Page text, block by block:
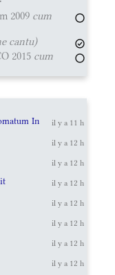
2009 cum
cantu)
2015 cum
In il y a 11 h
il y a 12 h
il y a 12 h
il y a 12 h
il y a 12 h
il y a 12 h
il y a 12 h
il y a 12 h